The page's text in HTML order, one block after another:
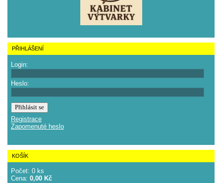
PŘIHLÁŠENÍ
Login:
Heslo:
Registrace
Zapomenuté heslo
KOŠÍK
Počet: 0 ks
Cena: 0,00 Kč